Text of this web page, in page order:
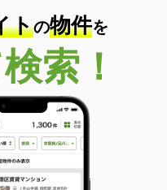
市赤大路町
トの物件を
索！